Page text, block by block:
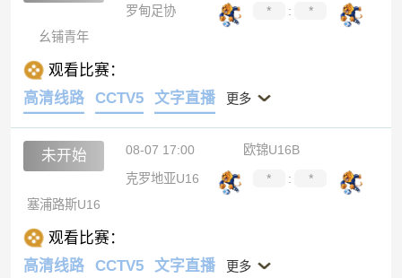
罗甸足协
* :
*
幺铺青年
观看比赛：
高清线路
CCTV5 文字直播 更多
未开始 08-07 17:00
欧锦U16B
克罗地亚U16
* :
*
塞浦路斯U16
观看比赛：
高清线路
CCTV5 文字直播 更多